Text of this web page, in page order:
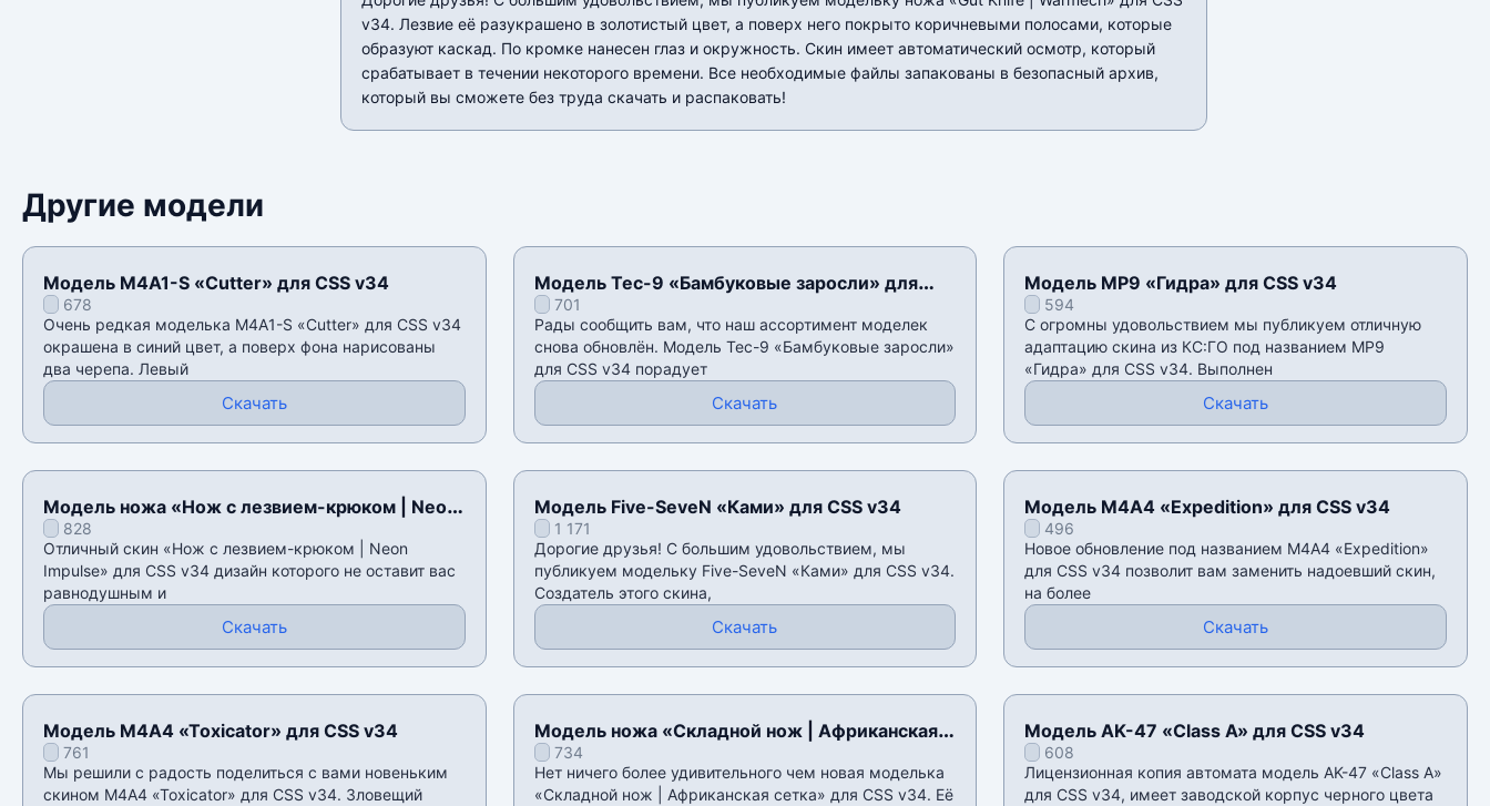
v34. Лезвие её разукрашено в золотистый цвет, а поверх него покрыто коричневыми полосами, которые
образуют каскад. По кромке нанесен глаз и окружность. Скин имеет автоматический осмотр, который
срабатывает в течении некоторого времени. Все необходимые файлы запакованы в безопасный архив,
который вы сможете без труда скачать и распаковать!
Другие модели
Модель M4A1-S «Cutter» для CSS v34
678
Очень редкая моделька M4A1-S «Cutter» для CSS v34
окрашена в синий цвет, а поверх фона нарисованы
два черепа. Левый
Скачать
Модель Tec-9 «Бамбуковые заросли» для
CSS v34
701
Рады сообщить вам, что наш ассортимент моделек
снова обновлён. Модель Tec-9 «Бамбуковые заросли»
для CSS v34 порадует
Скачать
Модель MP9 «Гидра» для CSS v34
594
С огромны удовольствием мы публикуем отличную
адаптацию скина из КС:ГО под названием MP9
«Гидра» для CSS v34. Выполнен
Скачать
Модель ножа «Нож с лезвием-крюком | Neon
Impulse» для CSS v34
828
Отличный скин «Нож с лезвием-крюком | Neon
Impulse» для CSS v34 дизайн которого не оставит вас
равнодушным и
Скачать
Модель Five-SeveN «Ками» для CSS v34
1 171
Дорогие друзья! С большим удовольствием, мы
публикуем модельку Five-SeveN «Ками» для CSS v34.
Создатель этого скина,
Скачать
Модель М4А4 «Expedition» для CSS v34
496
Новое обновление под названием М4А4 «Expedition»
для CSS v34 позволит вам заменить надоевший скин,
на более
Скачать
Модель М4А4 «Toxicator» для CSS v34
761
Мы решили с радость поделиться с вами новеньким
скином М4А4 «Toxicator» для CSS v34. Зловещий
Модель ножа «Складной нож | Африканская
сетка» для CSS v34
734
Нет ничего более удивительного чем новая моделька
«Складной нож | Африканская сетка» для CSS v34. Её
Модель AK-47 «Class A» для CSS v34
608
Лицензионная копия автомата модель AK-47 «Class A»
для CSS v34, имеет заводской корпус черного цвета